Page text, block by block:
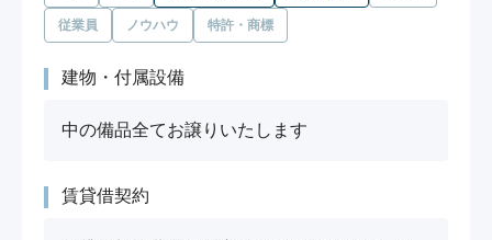
従業員 ノウハウ 特許・商標
建物・付属設備
中の備品全てお譲りいたします
賃貸借契約